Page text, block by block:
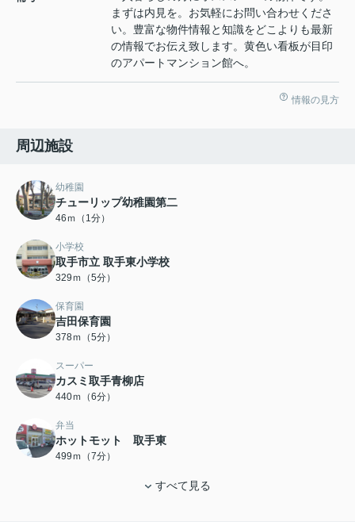
まずは内見を。お気軽にお問い合わせくださ
い。豊富な物件情報と知識をどこよりも最新
の情報でお伝え致します。黄色い看板が目印
のアパートマンション館へ。
情報の見方
周辺施設
幼稚園
チューリップ幼稚園第二
46ｍ（1分）
小学校
取手市立 取手東小学校
329ｍ（5分）
保育園
吉田保育園
378ｍ（5分）
スーパー
カスミ取手青柳店
440ｍ（6分）
弁当
ホットモット 取手東
499ｍ（7分）
すべて見る